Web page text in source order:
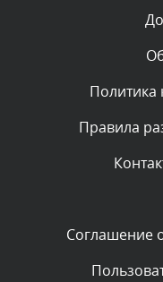
Текст комментария
администратором.
Комментарий
администратором.
Комментарий
администратором.
Политика
Правила
Соглашение